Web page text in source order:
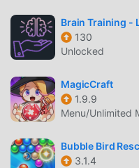
EINZIGARTIGES
Sudoku Free Als
einzigartiges Gameplay
Fans auf der ganzen Welt
herkömmlichen puzzle-
ganz einfach mit dem
Freude genießen
Brain Training -
130
Unlocked
MagicCraft
1.9.9
Menu/Unlimited
Bubble Bird
3.1.4